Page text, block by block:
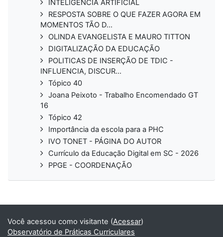
INTELIGÊNCIA ARTIFICIAL
RESPOSTA SOBRE O QUE FAZER AGORA EM
MOMENTOS TÃO D...
OLINDA EVANGELISTA E MAURO TITTON
DIGITALIZAÇÃO DA EDUCAÇÃO
POLITICAS DE INSERÇÃO DE TDIC -
INFLUENCIA, DISCUR...
Tópico 40
Joana Peixoto - Trabalho Encomendado GT
16
Tópico 42
Importância da escola para a PHC
IVO TONET - PÁGINA DO AUTOR
Currículo da Educação Digital em SC - 2026
PPGE - COORDENAÇÃO
Você acessou como visitante (Acessar)
Observatório de Práticas Curriculares